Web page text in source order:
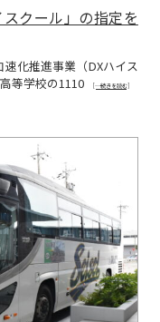
スクール」の指定を
化推進事業（DXハイス
等学校の1110
[…続きを読む]